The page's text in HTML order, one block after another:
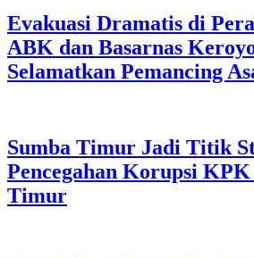
Evakuasi Dramatis di
ABK dan Basarnas
Selamatkan Pemancing
Sumba Timur Jadi Titik
Pencegahan Korupsi
Timur